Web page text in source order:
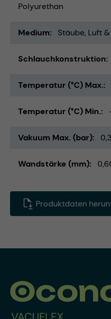
Polyurethan
Medium Stäube Luft
Schlauchkonstruktion
Temperatur (°C) Max.
Temperatur (°C) Min.
Vakuum Max. (bar)
Wandstärke (mm)
Produktdaten